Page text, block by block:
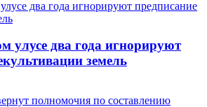
улусе два года игнорируют
земель